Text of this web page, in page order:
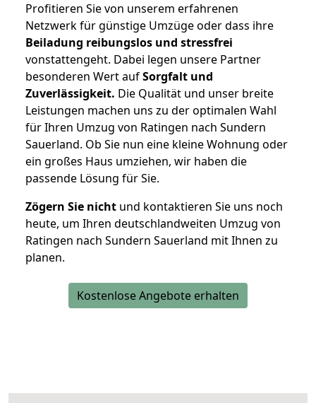
Profitieren Sie von unserem erfahrenen
Netzwerk für günstige Umzüge oder dass ihre
Beiladung reibungslos und stressfrei
vonstattengeht. Dabei legen unsere Partner
besonderen Wert aufSorgfalt und
Zuverlässigkeit. Die Qualität und unser breite
Leistungen machen uns zu der optimalen Wahl
für Ihren Umzug von Ratingen nach Sundern
Sauerland. Ob Sie nun eine kleine Wohnung oder
ein großes Haus umziehen, wir haben die
passende Lösung für Sie.
Zögern Sie nicht und kontaktieren Sie uns noch
heute, um Ihren deutschlandweiten Umzug von
Ratingen nach Sundern Sauerland mit Ihnen zu
planen.
Kostenlose Angebote erhalten